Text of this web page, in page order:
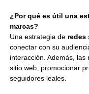
¿Por qué es útil una
marcas?
Una estrategia de redes
conectar con su
interacción. Además,
sitio web, promocionar
seguidores leales.